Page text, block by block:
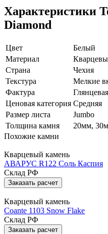
Характеристики
Diamond
Цвет
Белый
Материал
Страна
Чехия
Текстура
Мелкие
Фактура
Глянцевая
Ценовая категория Средняя
Размер листа
Jumbo
Толщина камня
20мм,
Похожие камни
Кварцевый камень
АВАРУС R122 Соль Каспия
Склад РФ
Заказать расчет
Кварцевый камень
Coante 1103 Snow Flake
Склад РФ
Заказать расчет